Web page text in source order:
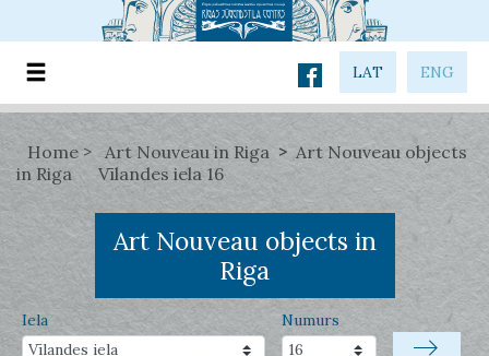
LAT ENG
Home Art Nouveau in Riga
Art Nouveau objects
in Riga
Vīlandes iela 16
Art Nouveau objects in
Riga
Iela Numurs